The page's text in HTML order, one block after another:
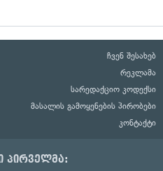
ჩვენ შესახებ
რეკლამა
სარედაქციო კოდექსი
მასალის გამოყენების პირობები
კონტაქტი
პირველმა: